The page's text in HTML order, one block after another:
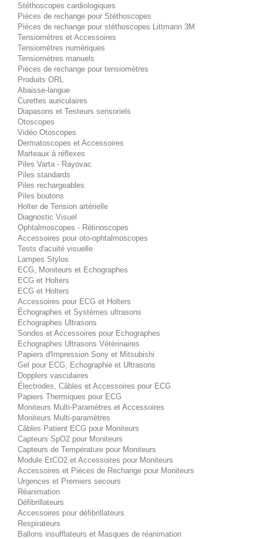
Stéthoscopes cardiologiques
Pièces de rechange pour Stéthoscopes
Pièces de rechange pour stéthoscopes Littmann 3M
Tensiomètres et Accessoires
Tensiomètres numériques
Tensiomètres manuels
Pièces de rechange pour tensiomètres
Produits ORL
Abaisse-langue
Curettes auriculaires
Diapasons et Testeurs sensoriels
Otoscopes
Vidéo Otoscopes
Dermatoscopes et Accessoires
Marteaux à réflexes
Piles Varta - Rayovac
Piles standards
Piles rechargeables
Piles boutons
Holter de Tension artérielle
Diagnostic Visuel
Ophtalmoscopes - Rétinoscopes
Accessoires pour oto-ophtalmoscopes
Tests d'acuité visuelle
Lampes Stylos
ECG, Moniteurs et Echographes
ECG et Holters
ECG et Holters
Accessoires pour ECG et Holters
Échographes et Systèmes ultrasons
Echographes Ultrasons
Sondes et Accessoires pour Echographes
Echographes Ultrasons Vétérinaires
Papiers d'Impression Sony et Mitsubishi
Gel pour ECG, Echographie et Ultrasons
Dopplers vasculaires
Électrodes, Câbles et Accessoires pour ECG
Papiers Thermiques pour ECG
Moniteurs Multi-Paramètres et Accessoires
Moniteurs Multi-paramètres
Câbles Patient ECG pour Moniteurs
Capteurs SpO2 pour Moniteurs
Capteurs de Température pour Moniteurs
Module EtCO2 et Accessoires pour Moniteurs
Accessoires et Pièces de Rechange pour Moniteurs
Urgences et Premiers secours
Réanimation
Défibrillateurs
Accessoires pour défibrillateurs
Respirateurs
Ballons insufflateurs et Masques de réanimation